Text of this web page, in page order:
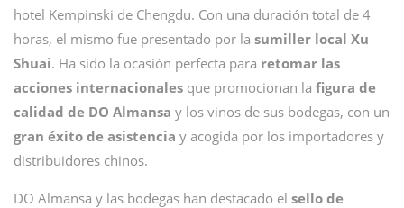
hotel Kempinski de Chengdu. Con una duración total de 4
horas, el mismo fue presentado por la sumiller local Xu
Shuai. Ha sido la ocasión perfecta para retomar las
acciones internacionales que promocionan la figura de
calidad de DO Almansa y los vinos de sus bodegas, con un
gran éxito de asistencia y acogida por los importadores y
distribuidores chinos.
DO Almansa y las bodegas han destacado el sello de